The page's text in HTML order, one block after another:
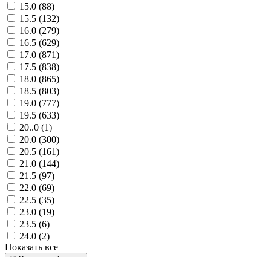
15.0 (88)
15.5 (132)
16.0 (279)
16.5 (629)
17.0 (871)
17.5 (838)
18.0 (865)
18.5 (803)
19.0 (777)
19.5 (633)
20..0 (1)
20.0 (300)
20.5 (161)
21.0 (144)
21.5 (97)
22.0 (69)
22.5 (35)
23.0 (19)
23.5 (6)
24.0 (2)
Показать все